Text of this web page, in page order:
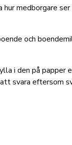
medborgare
och
i den på papper
svara eftersom